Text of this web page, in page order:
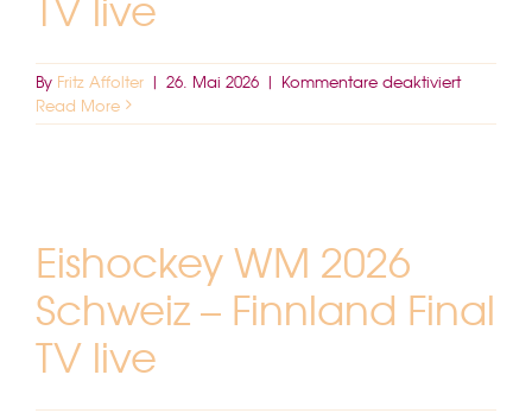
By Fritz Affolter | 26. Mai 2026 | Kommentare deaktiviertfür
WM
Read More
Eishockey WM 2026
Schweiz – Finnland Final
TV live